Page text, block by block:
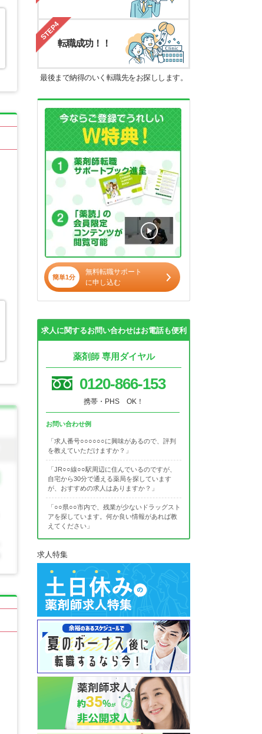
STEP4
転職成功！！
最後まで納得のいく転職先をお探しします。
簡単1分
無料転職サポート
に申し込む
求人に関するお問い合わせはお電話も便利
薬剤師 専用ダイヤル
0120-866-153
携帯・PHS OK！
お問い合わせ例
「求人番号○○○○○○に興味があるので、評判
を教えていただけますか？」
「JR○○線○○駅周辺に住んでいるのですが、
自宅から30分で通える薬局を探しています
が、おすすめの求人はありますか？」
「○○県○○市内で、残業が少ないドラッグスト
アを探しています。何か良い情報があれば教
えてください」
求人特集